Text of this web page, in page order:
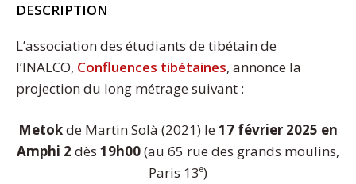
DESCRIPTION
L’association des étudiants de tibétain de
l’INALCO, Confluences tibétaines, annonce la
projection du long métrage suivant :
Metokde Martin Solà (2021) le17 février 2025 en
Amphi 2 dès 19h00(au 65 rue des grands moulins,
Paris 13e)